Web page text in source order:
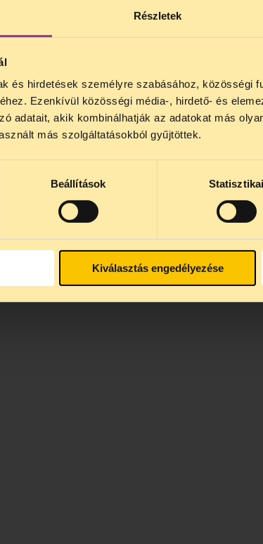
Részletek
és hirdetések személyre szabásához, közösségi
Ezenkívül közösségi média-, hirdető- és
adatait, akik kombinálhatják az adatokat más
más szolgáltatásokból gyűjtöttek.
Beállítások Statisztikai
Kiválasztás engedélyezése
(Hanem) Munkacsoportja
JOGSEGÉLY SZÜNET!
Tájékoztatjuk, hogy
telefonos
között szünetel
. Az első telefonos jogsegély
15 óra között lesz
jogsegely@tasz.hu